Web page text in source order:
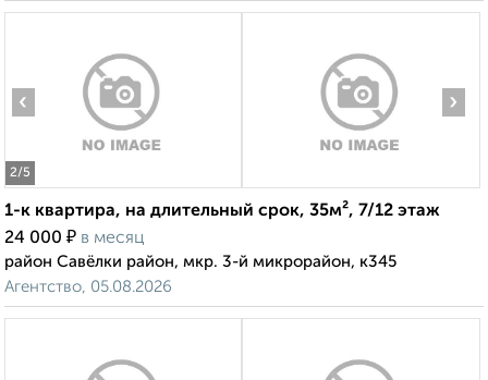
2/5
‹ ›
1-к квартира, на длительный срок, 35м², 7/12 этаж
24 000 ₽ в месяц
район Савёлки район, мкр. 3-й микрорайон, к345
Агентство, 05.08.2026